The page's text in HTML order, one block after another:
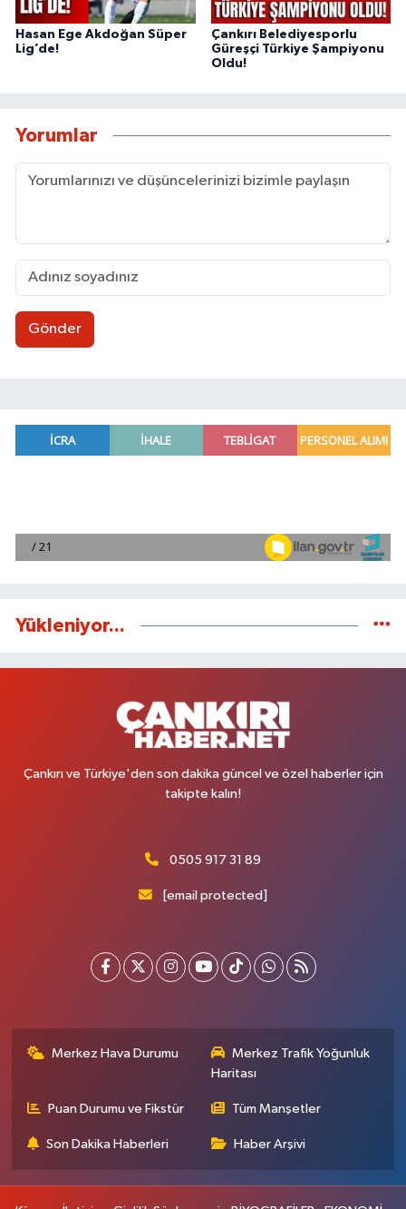
Hasan Ege Akdoğan Süper
Lig’de!
Çankırı Belediyesporlu
Güreşçi Türkiye Şampiyonu
Oldu!
Yorumlar
Gönder
Yükleniyor...
Çankırı ve Türkiye'den son dakika güncel ve özel haberler için
takipte kalın!
0505 917 31 89
[email protected]
Merkez Hava Durumu
Merkez Trafik Yoğunluk
Haritası
Puan Durumu ve Fikstür Tüm Manşetler
Son Dakika Haberleri Haber Arşivi